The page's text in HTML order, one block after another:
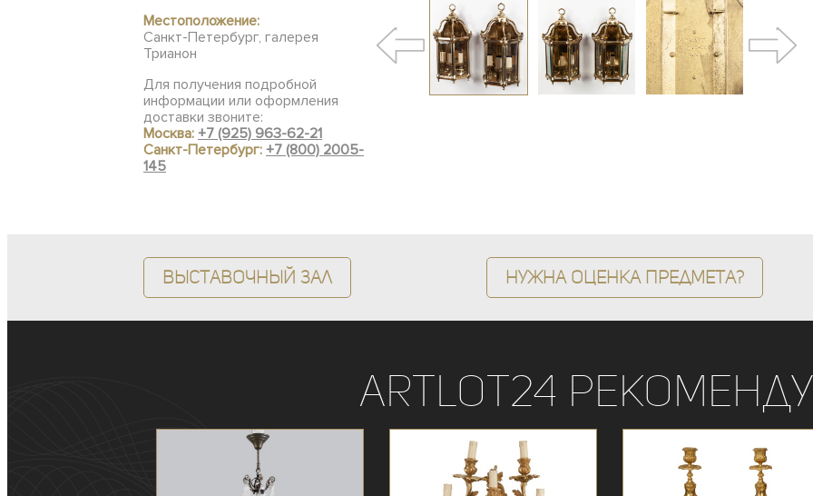
Местоположение:
Санкт-Петербург, галерея
Трианон
Для получения подробной
информации или оформления
доставки звоните:
Москва: +7 (925) 963-62-21
Санкт-Петербург: +7 (800) 2005-
145
Выставочный зал Нужна оценка предмета?
ArtLot24